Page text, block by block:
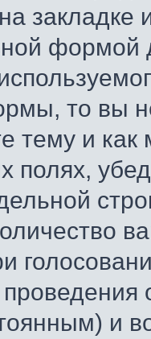
формой
то вы
тему и
полях,
и